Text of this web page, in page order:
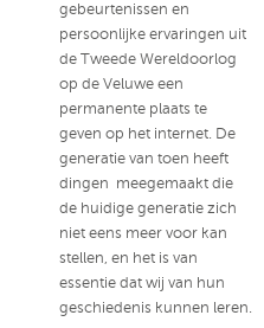
gebeurtenissen en
persoonlijke ervaringen uit
de Tweede Wereldoorlog
op de Veluwe een
permanente plaats te
geven op het internet. De
generatie van toen heeft
dingen meegemaakt die
de huidige generatie zich
niet eens meer voor kan
stellen, en het is van
essentie dat wij van hun
geschiedenis kunnen leren.